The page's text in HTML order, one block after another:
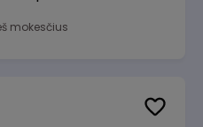
mokesčius